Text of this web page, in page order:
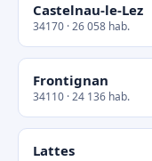
Castelnau-le-Lez
34170 · 26 058 hab.
Frontignan
34110 · 24 136 hab.
Lattes